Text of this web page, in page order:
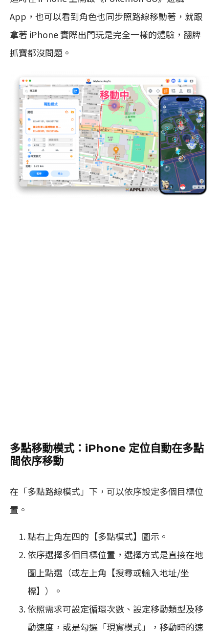
App，也可以看到角色也同步照路線移動著，就跟
拿著 iPhone 實際出門玩是完全一樣的體驗，翻牌
抓寶都沒問題。
多點移動模式：iPhone 定位自動在多點
間依序移動
在「多點路線模式」下，可以依序設定多個目標位
置。
點右上角左四的【多點模式】圖示。
依序選擇多個目標位置，選擇方式是直接在地
圖上點選（或左上角【搜尋或輸入地址/坐
標】）。
依照需求可設定循環次數、設定移動類型及移
動速度，或是勾選「現實模式」，移動時的速